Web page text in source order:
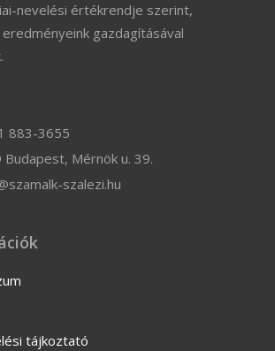
nevelési értékrendje szerint,
gazdagításával
883-3655
Budapest, Mérnök u. 39.
szalezi.hu
tájkoztató